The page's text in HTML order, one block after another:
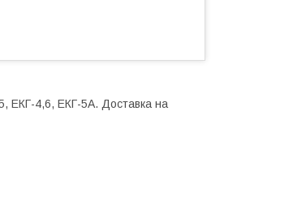
ЕКГ-4,6, ЕКГ-5А. Доставка на